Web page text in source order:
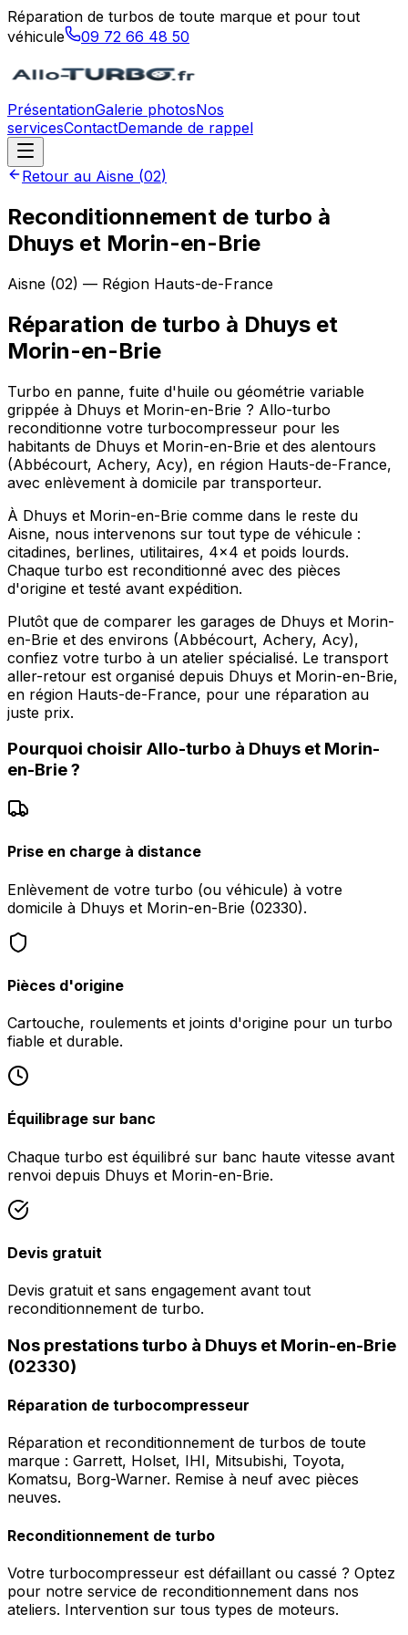
Réparation de turbos de toute marque et pour tout
véhicule
09 72 66 48 50
PrésentationGalerie photosNos
servicesContactDemande de rappel
Retour au Aisne (02)
Reconditionnement de turbo à
Dhuys et Morin-en-Brie
Aisne (02) — Région Hauts-de-France
Réparation de turbo à Dhuys et
Morin-en-Brie
Turbo en panne, fuite d'huile ou géométrie variable
grippée à Dhuys et Morin-en-Brie ? Allo-turbo
reconditionne votre turbocompresseur pour les
habitants de Dhuys et Morin-en-Brie et des alentours
(Abbécourt, Achery, Acy), en région Hauts-de-France,
avec enlèvement à domicile par transporteur.
À Dhuys et Morin-en-Brie comme dans le reste du
Aisne, nous intervenons sur tout type de véhicule :
citadines, berlines, utilitaires, 4x4 et poids lourds.
Chaque turbo est reconditionné avec des pièces
d'origine et testé avant expédition.
Plutôt que de comparer les garages de Dhuys et Morin-
en-Brie et des environs (Abbécourt, Achery, Acy),
confiez votre turbo à un atelier spécialisé. Le transport
aller-retour est organisé depuis Dhuys et Morin-en-Brie,
en région Hauts-de-France, pour une réparation au
juste prix.
Pourquoi choisir Allo-turbo à Dhuys et Morin-
en-Brie?
Prise en charge à distance
Enlèvement de votre turbo (ou véhicule) à votre
domicile à Dhuys et Morin-en-Brie (02330).
Pièces d'origine
Cartouche, roulements et joints d'origine pour un turbo
fiable et durable.
Équilibrage sur banc
Chaque turbo est équilibré sur banc haute vitesse avant
renvoi depuis Dhuys et Morin-en-Brie.
Devis gratuit
Devis gratuit et sans engagement avant tout
reconditionnement de turbo.
Nos prestations turbo à Dhuys et Morin-en-Brie
(02330)
Réparation de turbocompresseur
Réparation et reconditionnement de turbos de toute
marque : Garrett, Holset, IHI, Mitsubishi, Toyota,
Komatsu, Borg-Warner. Remise à neuf avec pièces
neuves.
Reconditionnement de turbo
Votre turbocompresseur est défaillant ou cassé ? Optez
pour notre service de reconditionnement dans nos
ateliers. Intervention sur tous types de moteurs.